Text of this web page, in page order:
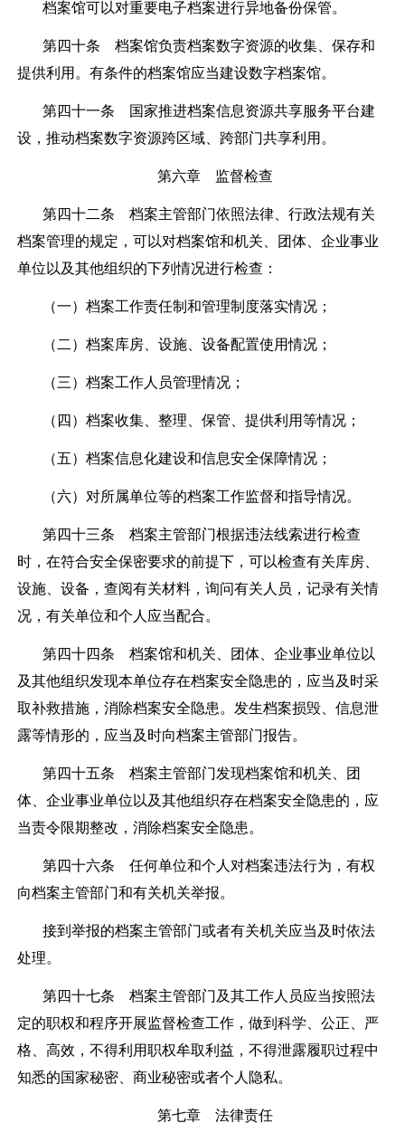
档案馆可以对重要电子档案进行异地备份保管。
第四十条 档案馆负责档案数字资源的收集、保存和
提供利用。有条件的档案馆应当建设数字档案馆。
第四十一条 国家推进档案信息资源共享服务平台建
设，推动档案数字资源跨区域、跨部门共享利用。
第六章 监督检查
第四十二条 档案主管部门依照法律、行政法规有关
档案管理的规定，可以对档案馆和机关、团体、企业事业
单位以及其他组织的下列情况进行检查：
（一）档案工作责任制和管理制度落实情况；
（二）档案库房、设施、设备配置使用情况；
（三）档案工作人员管理情况；
（四）档案收集、整理、保管、提供利用等情况；
（五）档案信息化建设和信息安全保障情况；
（六）对所属单位等的档案工作监督和指导情况。
第四十三条 档案主管部门根据违法线索进行检查
时，在符合安全保密要求的前提下，可以检查有关库房、
设施、设备，查阅有关材料，询问有关人员，记录有关情
况，有关单位和个人应当配合。
第四十四条 档案馆和机关、团体、企业事业单位以
及其他组织发现本单位存在档案安全隐患的，应当及时采
取补救措施，消除档案安全隐患。发生档案损毁、信息泄
露等情形的，应当及时向档案主管部门报告。
第四十五条 档案主管部门发现档案馆和机关、团
体、企业事业单位以及其他组织存在档案安全隐患的，应
当责令限期整改，消除档案安全隐患。
第四十六条 任何单位和个人对档案违法行为，有权
向档案主管部门和有关机关举报。
接到举报的档案主管部门或者有关机关应当及时依法
处理。
第四十七条 档案主管部门及其工作人员应当按照法
定的职权和程序开展监督检查工作，做到科学、公正、严
格、高效，不得利用职权牟取利益，不得泄露履职过程中
知悉的国家秘密、商业秘密或者个人隐私。
第七章 法律责任